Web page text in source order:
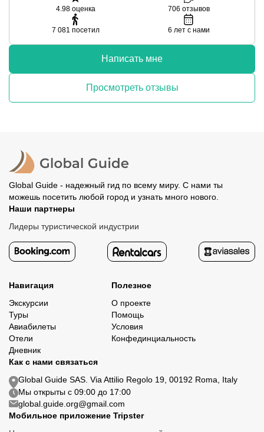
4.98оценка 706 отзывов
7 081 посетил 6 лет с нами
Написать мне
Просмотреть отзывы
Global Guide - надежный гид по всему миру. С нами ты
можешь посетить любой город и узнать много нового.
Наши партнеры
Лидеры туристической индустрии
Навигация
Экскурсии
Туры
Авиабилеты
Отели
Дневник
Полезное
О проекте
Помощь
Условия
Конфединциальность
Как с нами связаться
Global Guide SAS. Via Attilio Regolo 19, 00192 Roma, Italy
Мы открыты с 09:00 до 17:00
global.guide.org@gmail.com
Мобильное приложение Tripster